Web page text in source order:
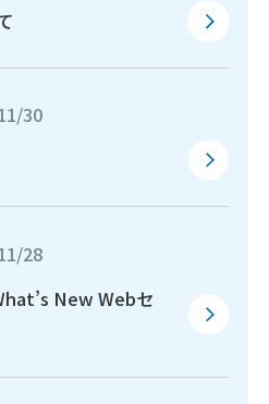
30
28
New Webセ